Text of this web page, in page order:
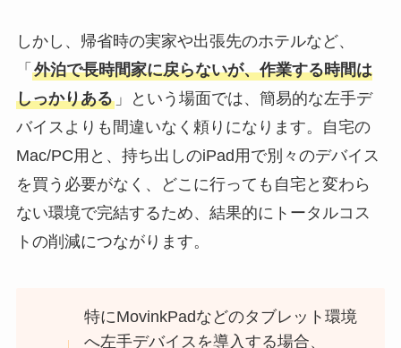
しかし、帰省時の実家や出張先のホテルなど、
「 外泊で長時間家に戻らないが、作業する時間は
しっかりある」という場面では、簡易的な左手デ
バイスよりも間違いなく頼りになります。自宅の
Mac/PC用と、持ち出しのiPad用で別々のデバイス
を買う必要がなく、どこに行っても自宅と変わら
ない環境で完結するため、結果的にトータルコス
トの削減につながります。
特にMovinkPadなどのタブレット環境
へ左手デバイスを導入する場合、